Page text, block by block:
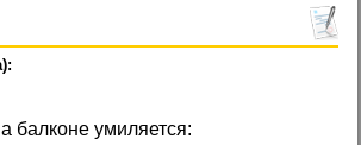
балконе умиляется: